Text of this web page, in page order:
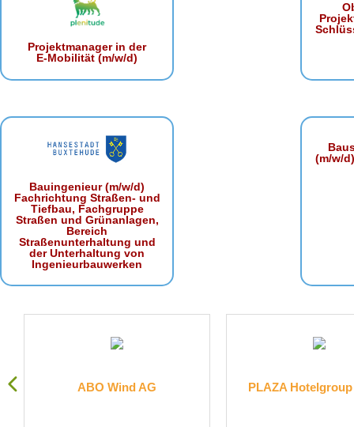
Projektmanager in der
E‑Mobilität (m/w/d)
Bauingenieur (m/w/d)
Fachrichtung Straßen- und
Tiefbau, Fachgruppe
Straßen und Grünanlagen,
Bereich
Straßenunterhaltung und
der Unterhaltung von
Ingenieurbauwerken
(m/w/
ABO Wind AG PLAZA